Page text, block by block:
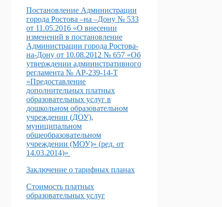
Постановление Администрации
города Ростова –на –Дону № 533
от 11.05.2016 «О внесении
изменений в постановление
Администрации города Ростова-
на-Дону от 10.08.2012 № 657 «Об
утверждении административного
регламента № АР-239-14-Т
«Предоставление
дополнительных платных
образовательных услуг в
дошкольном образовательном
учреждении (ДОУ),
муниципальном
общеобразовательном
учреждении (МОУ)» (ред. от
14.03.2014)»
Заключение о тарифных планах
Стоимость платных
образовательных услуг